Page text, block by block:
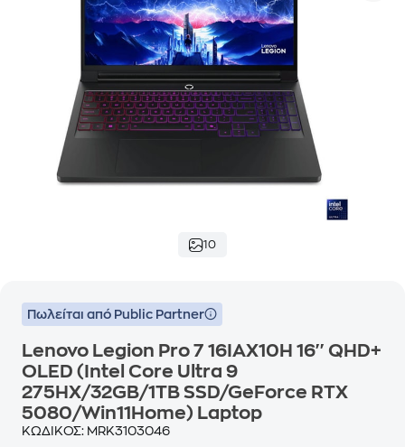
10
Πωλείται από Public Partner
Lenovo Legion Pro 7 16IAX10H 16'' QHD+
OLED (Intel Core Ultra 9
275HX/32GB/1TB SSD/GeForce RTX
5080/Win11Home) Laptop
ΚΩΔΙΚΟΣ: MRK3103046